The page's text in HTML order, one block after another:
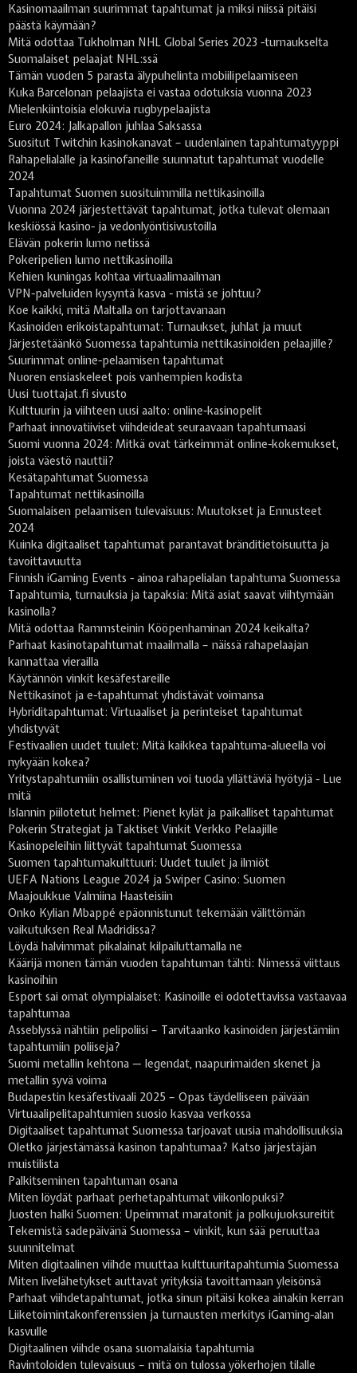
Kasinomaailman suurimmat tapahtumat ja miksi niissä pitäisi
päästä käymään?
Mitä odottaa Tukholman NHL Global Series 2023 -turnaukselta
Suomalaiset pelaajat NHL:ssä
Tämän vuoden 5 parasta älypuhelinta mobiilipelaamiseen
Kuka Barcelonan pelaajista ei vastaa odotuksia vuonna 2023
Mielenkiintoisia elokuvia rugbypelaajista
Euro 2024: Jalkapallon juhlaa Saksassa
Suositut Twitchin kasinokanavat – uudenlainen tapahtumatyyppi
Rahapelialalle ja kasinofaneille suunnatut tapahtumat vuodelle
2024
Tapahtumat Suomen suosituimmilla nettikasinoilla
Vuonna 2024 järjestettävät tapahtumat, jotka tulevat olemaan
keskiössä kasino- ja vedonlyöntisivustoilla
Elävän pokerin lumo netissä
Pokeripelien lumo nettikasinoilla
Kehien kuningas kohtaa virtuaalimaailman
VPN-palveluiden kysyntä kasva - mistä se johtuu?
Koe kaikki, mitä Maltalla on tarjottavanaan
Kasinoiden erikoistapahtumat: Turnaukset, juhlat ja muut
Järjestetäänkö Suomessa tapahtumia nettikasinoiden pelaajille?
Suurimmat online-pelaamisen tapahtumat
Nuoren ensiaskeleet pois vanhempien kodista
Uusi tuottajat.fi sivusto
Kulttuurin ja viihteen uusi aalto: online-kasinopelit
Parhaat innovatiiviset viihdeideat seuraavaan tapahtumaasi
Suomi vuonna 2024: Mitkä ovat tärkeimmät online-kokemukset,
joista väestö nauttii?
Kesätapahtumat Suomessa
Tapahtumat nettikasinoilla
Suomalaisen pelaamisen tulevaisuus: Muutokset ja Ennusteet
2024
Kuinka digitaaliset tapahtumat parantavat bränditietoisuutta ja
tavoittavuutta
Finnish iGaming Events - ainoa rahapelialan tapahtuma Suomessa
Tapahtumia, turnauksia ja tapaksia: Mitä asiat saavat viihtymään
kasinolla?
Mitä odottaa Rammsteinin Kööpenhaminan 2024 keikalta?
Parhaat kasinotapahtumat maailmalla – näissä rahapelaajan
kannattaa vierailla
Käytännön vinkit kesäfestareille
Nettikasinot ja e-tapahtumat yhdistävät voimansa
Hybriditapahtumat: Virtuaaliset ja perinteiset tapahtumat
yhdistyvät
Festivaalien uudet tuulet: Mitä kaikkea tapahtuma-alueella voi
nykyään kokea?
Yritystapahtumiin osallistuminen voi tuoda yllättäviä hyötyjä - Lue
mitä
Islannin piilotetut helmet: Pienet kylät ja paikalliset tapahtumat
Pokerin Strategiat ja Taktiset Vinkit Verkko Pelaajille
Kasinopeleihin liittyvät tapahtumat Suomessa
Suomen tapahtumakulttuuri: Uudet tuulet ja ilmiöt
UEFA Nations League 2024 ja Swiper Casino: Suomen
Maajoukkue Valmiina Haasteisiin
Onko Kylian Mbappé epäonnistunut tekemään välittömän
vaikutuksen Real Madridissa?
Löydä halvimmat pikalainat kilpailuttamalla ne
Käärijä monen tämän vuoden tapahtuman tähti: Nimessä viittaus
kasinoihin
Esport sai omat olympialaiset: Kasinoille ei odotettavissa vastaavaa
tapahtumaa
Asseblyssä nähtiin pelipoliisi – Tarvitaanko kasinoiden järjestämiin
tapahtumiin poliiseja?
Suomi metallin kehtona — legendat, naapurimaiden skenet ja
metallin syvä voima
Budapestin kesäfestivaali 2025 – Opas täydelliseen päivään
Virtuaalipelitapahtumien suosio kasvaa verkossa
Digitaaliset tapahtumat Suomessa tarjoavat uusia mahdollisuuksia
Oletko järjestämässä kasinon tapahtumaa? Katso järjestäjän
muistilista
Palkitseminen tapahtuman osana
Miten löydät parhaat perhetapahtumat viikonlopuksi?
Juosten halki Suomen: Upeimmat maratonit ja polkujuoksureitit
Tekemistä sadepäivänä Suomessa – vinkit, kun sää peruuttaa
suunnitelmat
Miten digitaalinen viihde muuttaa kulttuuritapahtumia Suomessa
Miten livelähetykset auttavat yrityksiä tavoittamaan yleisönsä
Parhaat viihdetapahtumat, jotka sinun pitäisi kokea ainakin kerran
Liiketoimintakonferenssien ja turnausten merkitys iGaming-alan
kasvulle
Digitaalinen viihde osana suomalaisia tapahtumia
Ravintoloiden tulevaisuus – mitä on tulossa yökerhojen tilalle